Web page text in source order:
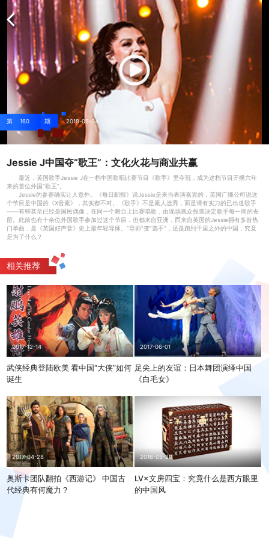
第 160 期 2018-05-04
Jessie J中国夺“歌王”：文化火花与商业共赢
最近，英国歌手Jessie J在一档中国歌唱比赛节目《歌手》里夺冠，成为这档节目开播六年
来的首位外国“歌王”。
Jessie的参赛确实让人意外。《每日邮报》说Jessie是来当表演嘉宾的，英国广播公司说这
个节目是中国的《X音素》，其实都不对。《歌手》不是素人选秀，而是请有实力的已出道歌手
——有些甚至已经是国民偶像，在同一个舞台上比赛唱歌，由现场观众投票决定歌手每一周的去
留。此前也有十余位外国歌手参加过这个节目，但都来自亚洲，而来自英国的Jessie拥有多首热
门单曲，是《英国好声音》史上最年轻导师。“导师”变“选手”，还是跑到千里之外的中国，究竟
是为了什么？
相关推荐
2017-12-14
武侠经典登陆欧美 看中国“大侠”如何
诞生
2017-06-01
足尖上的友谊：日本舞团演绎中国
《白毛女》
2017-04-28
奥斯卡团队翻拍《西游记》 中国古
代经典有何魔力？
2016-05-20
LV×文房四宝：究竟什么是西方眼里
的中国风